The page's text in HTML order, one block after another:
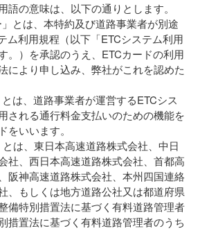
語の意味は、以下の通りとします。
」とは、本特約及び道路事業者が別途
ム利用規程（以下「ETCシステム利用
。）を承認のうえ、ETCカードの利用
により申し込み、弊社がこれを認めた
とは、道路事業者が運営するETCシス
される通行料金支払いのための機能を
をいいます。
とは、東日本高速道路株式会社、中日
社、西日本高速道路株式会社、首都高
阪神高速道路株式会社、本州四国連絡
、もしくは地方道路公社又は都道府県
備特別措置法に基づく有料道路管理者
措置法に基づく有料道路管理者のうち